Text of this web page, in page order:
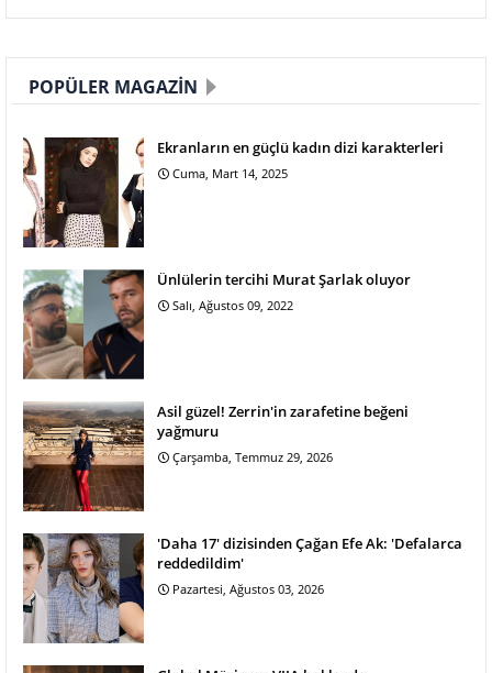
POPÜLER MAGAZIN
Ekranların en güçlü kadın dizi karakterleri
Cuma, Mart 14, 2025
Ünlülerin tercihi Murat Şarlak oluyor
Salı, Ağustos 09, 2022
Asil güzel! Zerrin'in zarafetine beğeni
yağmuru
Çarşamba, Temmuz 29, 2026
'Daha 17' dizisinden Çağan Efe Ak: 'Defalarca
reddedildim'
Pazartesi, Ağustos 03, 2026